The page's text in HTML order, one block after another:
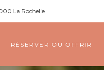
La Rochelle
RÉSERVER OU OFFRIR